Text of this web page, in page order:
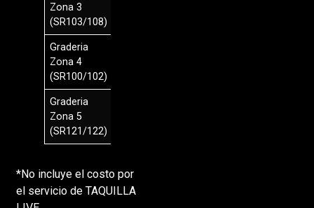
Zona 3
(SR103/108)
Graderia
Zona 4
(SR100/102)
Graderia
Zona 5
(SR121/122)
*No incluye el costo por
el servicio de TAQUILLA